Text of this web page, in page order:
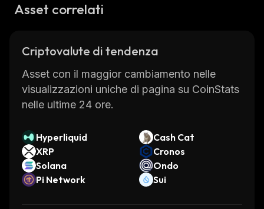
Asset correlati
Criptovalute di tendenza
Asset con il maggior cambiamento nelle
visualizzazioni uniche di pagina su CoinStats
nelle ultime 24 ore.
Hyperliquid
Cash Cat
XRP
Cronos
Solana
Ondo
Pi Network
Sui